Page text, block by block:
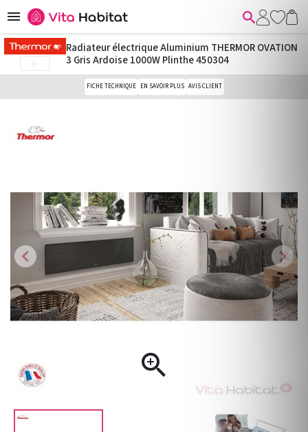
 
chevron_left

chevron_right
Radiateur électrique Aluminium THERMOR OVATION
3 Gris Ardoise 1000W Plinthe 450304
FICHE TECHNIQUE EN SAVOIR PLUS AVIS CLIENT